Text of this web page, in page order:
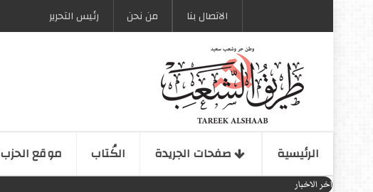
الاتصال بنا من نحن رئیس التحریر
الرئیسیة صفحات الجریدة الكُتاب موقع الحزب
اخر الاخبار